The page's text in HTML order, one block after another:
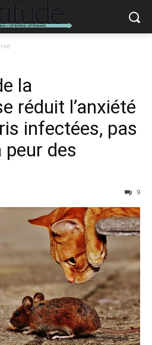
la
réduit l’anxiété
infectées, pas
des
9